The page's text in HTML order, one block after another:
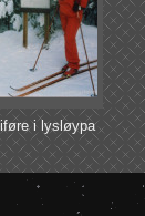
i lysløypa